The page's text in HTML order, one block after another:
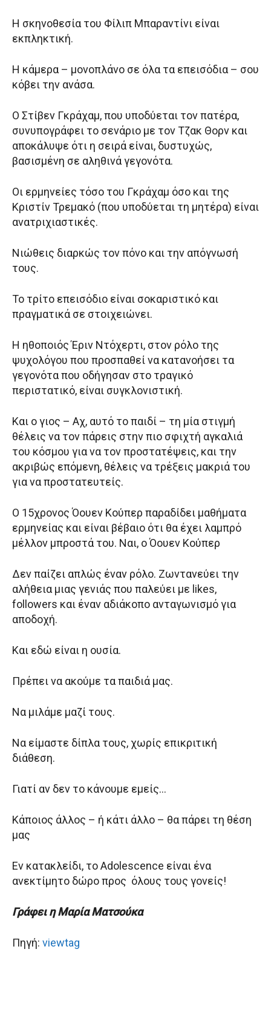
Η σκηνοθεσία του Φίλιπ Μπαραντίνι είναι
εκπληκτική.
Η κάμερα – μονοπλάνο σε όλα τα επεισόδια – σου
κόβει την ανάσα.
Ο Στίβεν Γκράχαμ, που υποδύεται τον πατέρα,
συνυπογράφει το σενάριο με τον Τζακ Θορν και
αποκάλυψε ότι η σειρά είναι, δυστυχώς,
βασισμένη σε αληθινά γεγονότα.
Οι ερμηνείες τόσο του Γκράχαμ όσο και της
Κριστίν Τρεμακό (που υποδύεται τη μητέρα) είναι
ανατριχιαστικές.
Νιώθεις διαρκώς τον πόνο και την απόγνωσή
τους.
Το τρίτο επεισόδιο είναι σοκαριστικό και
πραγματικά σε στοιχειώνει.
Η ηθοποιός Έριν Ντόχερτι, στον ρόλο της
ψυχολόγου που προσπαθεί να κατανοήσει τα
γεγονότα που οδήγησαν στο τραγικό
περιστατικό, είναι συγκλονιστική.
Και ο γιος – Αχ, αυτό το παιδί – τη μία στιγμή
θέλεις να τον πάρεις στην πιο σφιχτή αγκαλιά
του κόσμου για να τον προστατέψεις, και την
ακριβώς επόμενη, θέλεις να τρέξεις μακριά του
για να προστατευτείς.
Ο 15χρονος Όουεν Κούπερ παραδίδει μαθήματα
ερμηνείας και είναι βέβαιο ότι θα έχει λαμπρό
μέλλον μπροστά του. Ναι, ο Όουεν Κούπερ
Δεν παίζει απλώς έναν ρόλο. Ζωντανεύει την
αλήθεια μιας γενιάς που παλεύει με likes,
followers και έναν αδιάκοπο ανταγωνισμό για
αποδοχή.
Και εδώ είναι η ουσία.
Πρέπει να ακούμε τα παιδιά μας.
Να μιλάμε μαζί τους.
Να είμαστε δίπλα τους, χωρίς επικριτική
διάθεση.
Γιατί αν δεν το κάνουμε εμείς…
Κάποιος άλλος – ή κάτι άλλο – θα πάρει τη θέση
μας
Εν κατακλείδι, το Adolescence είναι ένα
ανεκτίμητο δώρο προς όλους τους γονείς!
Γράφει η Mαρία Ματσούκα
Πηγή: viewtag